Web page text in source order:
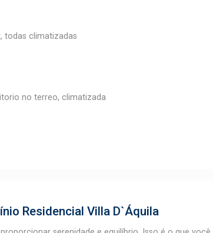
todas climatizadas
no terreo, climatizada
Residencial Villa D`Áquila